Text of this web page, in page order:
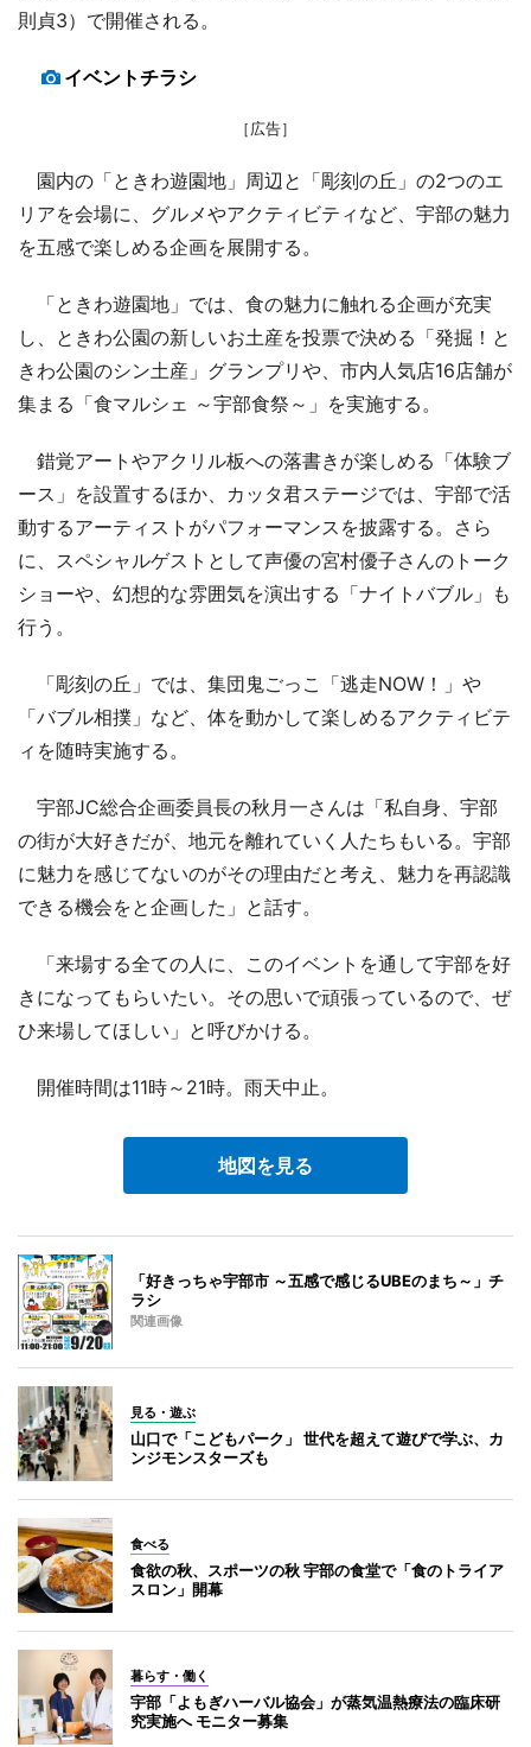
則貞3）で開催される。
イベントチラシ
［広告］
園内の「ときわ遊園地」周辺と「彫刻の丘」の2つのエ
リアを会場に、グルメやアクティビティなど、宇部の魅力
を五感で楽しめる企画を展開する。
「ときわ遊園地」では、食の魅力に触れる企画が充実
し、ときわ公園の新しいお土産を投票で決める「発掘！と
きわ公園のシン土産」グランプリや、市内人気店16店舗が
集まる「食マルシェ ～宇部食祭～」を実施する。
錯覚アートやアクリル板への落書きが楽しめる「体験ブ
ース」を設置するほか、カッタ君ステージでは、宇部で活
動するアーティストがパフォーマンスを披露する。さら
に、スペシャルゲストとして声優の宮村優子さんのトーク
ショーや、幻想的な雰囲気を演出する「ナイトバブル」も
行う。
「彫刻の丘」では、集団鬼ごっこ「逃走NOW！」や
「バブル相撲」など、体を動かして楽しめるアクティビテ
ィを随時実施する。
宇部JC総合企画委員長の秋月一さんは「私自身、宇部
の街が大好きだが、地元を離れていく人たちもいる。宇部
に魅力を感じてないのがその理由だと考え、魅力を再認識
できる機会をと企画した」と話す。
「来場する全ての人に、このイベントを通して宇部を好
きになってもらいたい。その思いで頑張っているので、ぜ
ひ来場してほしい」と呼びかける。
開催時間は11時～21時。雨天中止。
地図を見る
「好きっちゃ宇部市 ～五感で感じるUBEのまち～」チ
ラシ
関連画像
見る・遊ぶ
山口で「こどもパーク」 世代を超えて遊びで学ぶ、カ
ンジモンスターズも
食べる
食欲の秋、スポーツの秋 宇部の食堂で「食のトライア
スロン」開幕
暮らす・働く
宇部「よもぎハーバル協会」が蒸気温熱療法の臨床研
究実施へ モニター募集